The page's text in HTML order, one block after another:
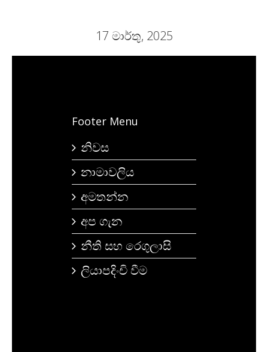
17 මාර්තු, 2025
Footer Menu
නිවස
නාමාවලිය
අමතන්න
අප ගැන
නීති සහ රෙගුලාසි
ලියාපදිංචි වීම